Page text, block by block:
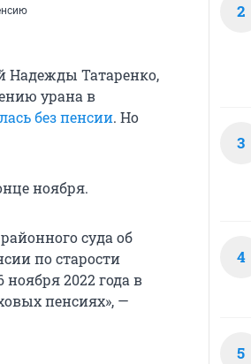
Надежды Татаренко,
урана в
без пенсии. Но
ноября.
суда об
по старости
2022 года в
пенсиях», —
2
3
4
5